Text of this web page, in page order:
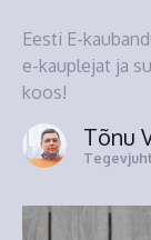
Eesti E-
e-kauplejat ja
koos!
Tõnu